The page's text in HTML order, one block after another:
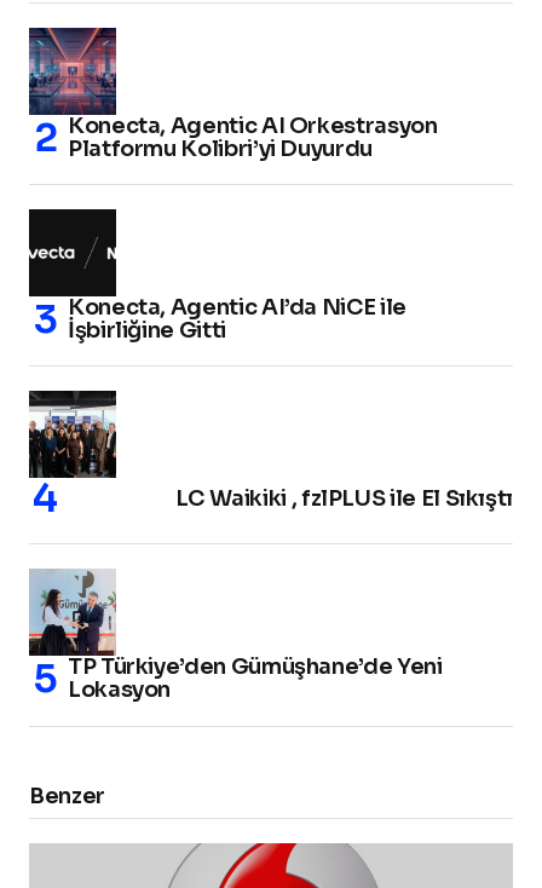
Konecta, Agentic AI Orkestrasyon
Platformu Kolibri’yi Duyurdu
Konecta, Agentic AI’da NiCE ile
İşbirliğine Gitti
LC Waikiki , fzlPLUS ile El Sıkıştı
TP Türkiye’den Gümüşhane’de Yeni
Lokasyon
Benzer